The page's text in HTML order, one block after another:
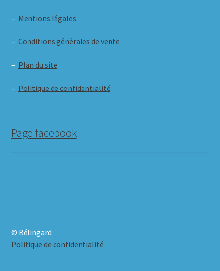
– Mentions légales
– Conditions générales de vente
– Plan du site
– Politique de confidentialité
Page facebook
© Bélingard
Politique de confidentialité